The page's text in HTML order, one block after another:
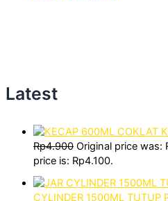
Latest
Rp4.900 Original price was:
price is: Rp4.100.
CYLINDER 1500ML TUTUP